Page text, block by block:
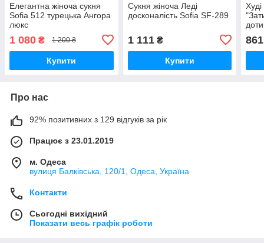
Елегантна жіноча сукня
Sofia 512 турецька Ангора
люкс
1 080 ₴ 1 200 ₴
Купити
Сукня жіноча Леді
досконалість Sofia SF-289
1 111₴
Купити
861
Про нас
92% позитивних з 129 відгуків за рік
Працює з 23.01.2019
м. Одеса
вулиця Балківська, 120/1, Одеса, Україна
Контакти
Сьогодні вихідний
Показати весь графік роботи